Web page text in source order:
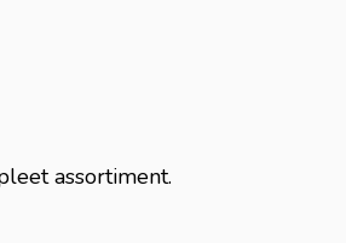
assortiment.